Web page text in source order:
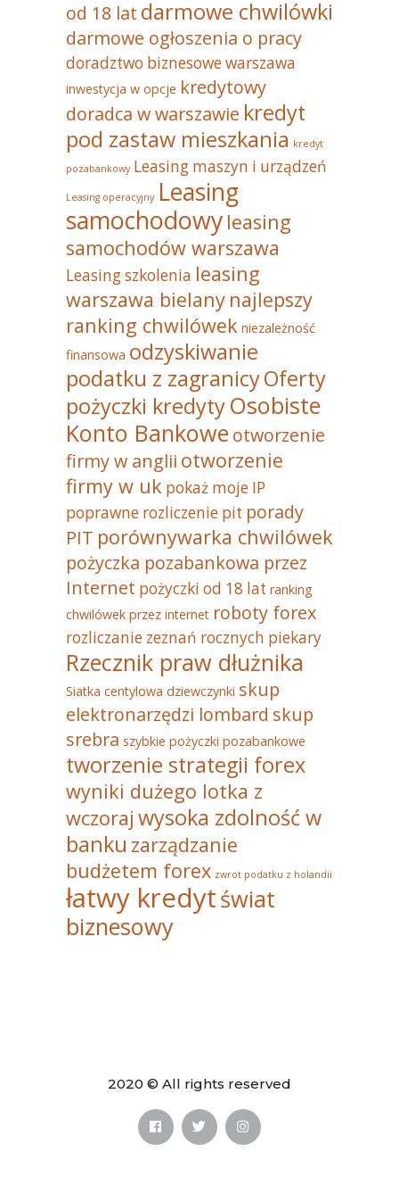
od 18 lat darmowe chwilówki
darmowe ogłoszenia o pracy
doradztwo biznesowe warszawa
inwestycja w opcje kredytowy
doradca w warszawie kredyt
pod zastaw mieszkania kredyt
pozabankowy Leasing maszyn i urządzeń
Leasing operacyjny Leasing
samochodowy leasing
samochodów warszawa
Leasing szkolenia leasing
warszawa bielany najlepszy
ranking chwilówek niezależność
finansowa odzyskiwanie
podatku z zagranicyOferty
pożyczki kredytyOsobiste
Konto Bankoweotworzenie
firmy w anglii otworzenie
firmy w uk pokaż moje IP
poprawne rozliczenie pit porady
PIT porównywarka chwilówek
pożyczka pozabankowa przez
Internet pożyczki od 18 lat ranking
chwilówek przez internet roboty forex
rozliczanie zeznań rocznych piekary
Rzecznik praw dłużnika
Siatka centylowa dziewczynki skup
elektronarzędzi lombard skup
srebra szybkie pożyczki pozabankowe
tworzenie strategii forex
wyniki dużego lotka z
wczoraj wysoka zdolność w
banku zarządzanie
budżetem forex zwrot podatku z holandii
łatwy kredytświat
biznesowy
2020 © All rights reserved